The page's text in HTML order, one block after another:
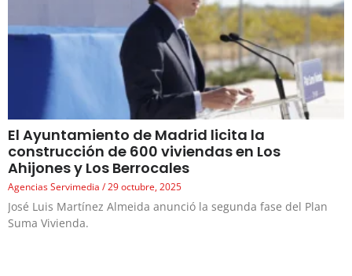
El Ayuntamiento de Madrid licita la
construcción de 600 viviendas en Los
Ahijones y Los Berrocales
Agencias Servimedia 29 octubre, 2025
José Luis Martínez Almeida anunció la segunda fase del Plan
Suma Vivienda.